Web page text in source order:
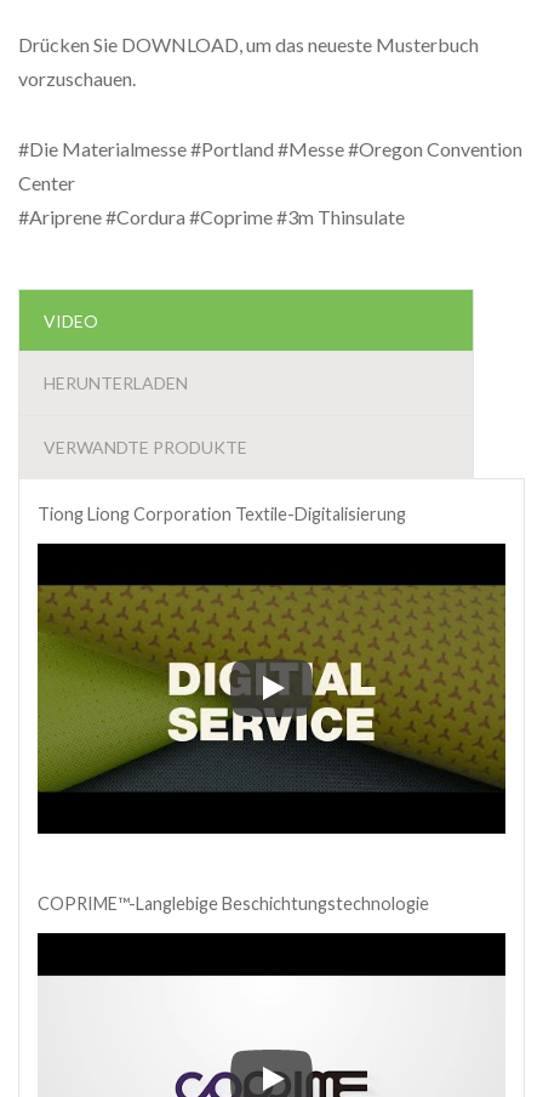
Drücken Sie DOWNLOAD, um das neueste Musterbuch
vorzuschauen.
#Die Materialmesse #Portland #Messe #Oregon Convention
Center
#Ariprene #Cordura #Coprime #3m Thinsulate
VIDEO
HERUNTERLADEN
VERWANDTE PRODUKTE
Tiong Liong Corporation Textile-Digitalisierung
Tiong Liong Corporation
COPRIME™-Langlebige Beschichtungstechnologie